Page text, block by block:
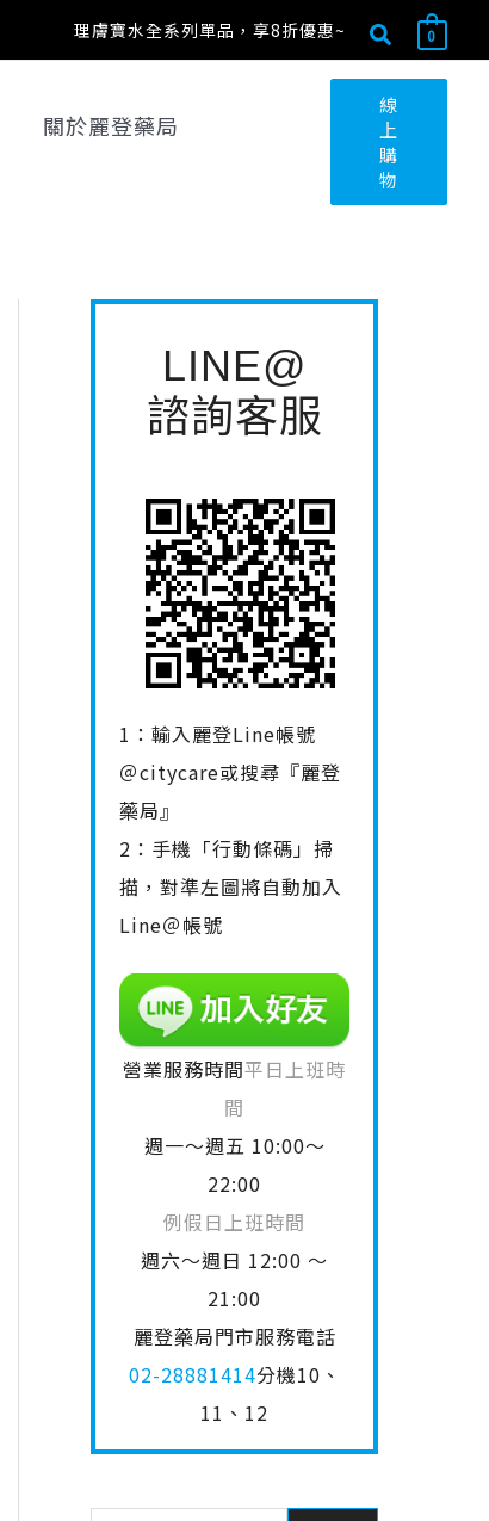
理膚寶水全系列單品，享8折優惠~
搜
尋
0
關於麗登藥局
線
上
購
物
LINE@
諮詢客服
1：輸入麗登Line帳號
＠citycare或搜尋『麗登
藥局』
2：手機「行動條碼」掃
描，對準左圖將自動加入
Line＠帳號
營業服務時間平日上班時
間
週一～週五 10:00～
22:00
例假日上班時間
週六～週日 12:00 ～
21:00
麗登藥局門市服務電話
02-28881414分機10、
11、12
搜
尋
鍵
最
低
價
格
最
高
價
格